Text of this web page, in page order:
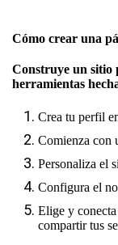
Cómo crear una
Construye un sitio
herramientas
Crea tu perfil
Comienza con
Personaliza el
Configura el
Elige y
compartir tus